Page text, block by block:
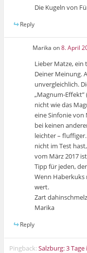
Die Kugeln von
Reply
Marika on8. April
Lieber Matze, ein
Deiner Meinung.
unvergleichlich.
„Magnum-
nicht wie das
eine Sinfonie von
bei keinen
leichter –
nicht im Test
vom März 2017
Tipp für jeden,
Wenn Haberkuks
wert.
Zart
Marika
Reply
Pingback:Salzburg: 3